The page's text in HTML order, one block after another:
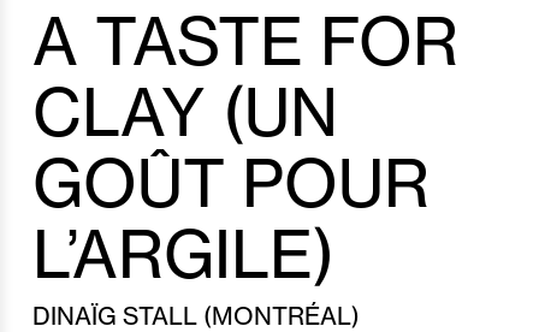
A TASTE FOR
CLAY (UN
GOÛT POUR
L’ARGILE)
DINAÏG STALL (MONTRÉAL)